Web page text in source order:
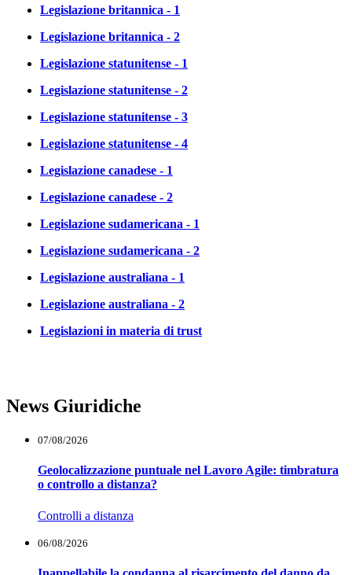
Legislazione britannica - 1
Legislazione britannica - 2
Legislazione statunitense - 1
Legislazione statunitense - 2
Legislazione statunitense - 3
Legislazione statunitense - 4
Legislazione canadese - 1
Legislazione canadese - 2
Legislazione sudamericana - 1
Legislazione sudamericana - 2
Legislazione australiana - 1
Legislazione australiana - 2
Legislazioni in materia di trust
News Giuridiche
07/08/2026
Geolocalizzazione puntuale nel Lavoro Agile: timbratura
o controllo a distanza?
Controlli a distanza
06/08/2026